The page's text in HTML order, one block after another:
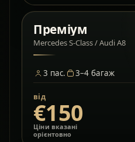
Преміум
Mercedes S-Class / Audi A8
3 пас. 3–4 багаж
від
€150
Ціни вказані
орієнтовно